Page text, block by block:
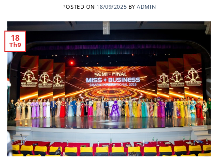
POSTED ON 18/09/2025 BYADMIN
18
Th9